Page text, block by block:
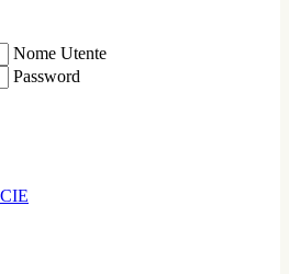
Nome Utente
Password